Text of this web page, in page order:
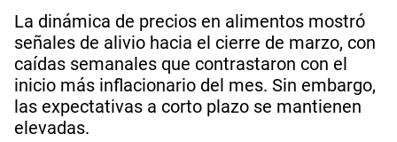
La dinámica de precios en alimentos mostró
señales de alivio hacia el cierre de marzo, con
caídas semanales que contrastaron con el
inicio más inflacionario del mes. Sin embargo,
las expectativas a corto plazo se mantienen
elevadas.